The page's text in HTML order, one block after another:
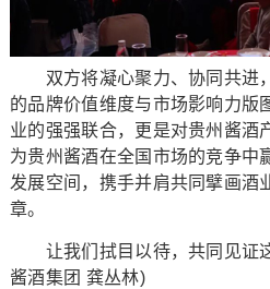
双方将凝心聚力、协同共进
的品牌价值维度与市场影响力版
业的强强联合，更是对贵州酱酒
为贵州酱酒在全国市场的竞争中
发展空间，携手并肩共同擘画酒
章。
让我们拭目以待，共同见证
酱酒集团 龚丛林)